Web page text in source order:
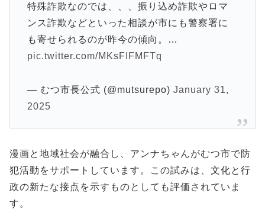
特殊詐欺なのでは、、、振り込め詐欺やロマ
ンス詐欺などといった相談が市にも警察署に
も寄せられるのが昨今の傾向。…
pic.twitter.com/MKsFIFMFTq
— むつ市長公式 (@mutsurepo) January 31,
2025
漫画と地域社会が融合し、アンナちゃんがむつ市で防
犯活動をサポートしています。この試みは、文化と行
政の新たな接点を示すものとしても評価されていま
す。